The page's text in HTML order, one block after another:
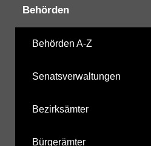
Behörden
Behörden A-Z
Senatsverwaltungen
Bezirksämter
Bürgerämter